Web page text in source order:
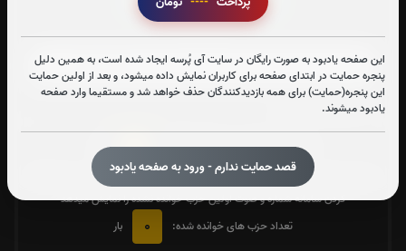
این صفحه یادبود به صورت رایگان در سایت آی پُرسه ایجاد شده است، به همین دلیل
پنجره حمایت در ابتدای صفحه برای کاربران نمایش داده میشود، و بعد از اولین حمایت
این پنجره(حمایت) برای همه بازدیدکنندگان حذف خواهد شد و مستقیما وارد صفحه
یادبود میشوند.
قصد حمایت ندارم - ورود به صفحه یادبود
زیارت شهدا
متن زیارت شهدا
تعداد دفعات ختم کل قرآن: 0 بار
در صورت تمایل با کلیک بر روی دکمه زیر قرائت یک حزبرا تقبل کنید. بعد از کلیک
کردن سامانه شماره و صوت اولین حزب خوانده نشده را نمایش میدهد
تعداد حزب های خوانده شده:
0 بار